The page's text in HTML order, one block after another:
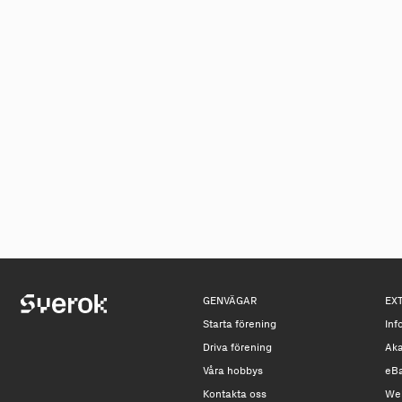
GENVÄGAR
Starta förening
Driva förening
Våra hobbys
Kontakta oss